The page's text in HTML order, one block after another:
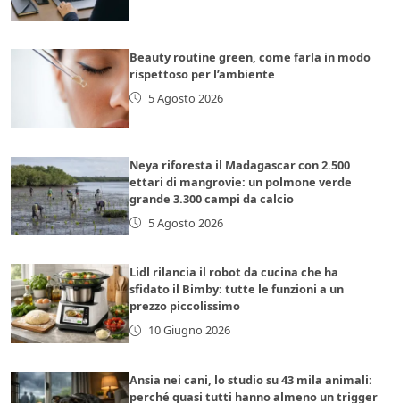
Beauty routine green, come farla in modo
rispettoso per l’ambiente
5 Agosto 2026
Neya riforesta il Madagascar con 2.500
ettari di mangrovie: un polmone verde
grande 3.300 campi da calcio
5 Agosto 2026
Lidl rilancia il robot da cucina che ha
sfidato il Bimby: tutte le funzioni a un
prezzo piccolissimo
10 Giugno 2026
Ansia nei cani, lo studio su 43 mila animali:
perché quasi tutti hanno almeno un trigger